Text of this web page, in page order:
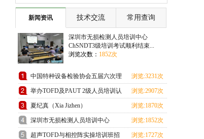
控制
新闻资讯 技术交流 常用查询
深圳市无损检测人员培训中心
ChSNDT3级培训考试顺利结束...
浏览次数： 1852次
中国特种设备检验协会五届六次理
事会在上海成功召开
浏览:3231次
举办TOFD及PAUT 2级人员培训认
证班预报名通知
浏览:2907次
夏纪真（Xia Jizhen） 浏览:1870次
深圳市无损检测人员培训中心
ChSNDT3级培训考试顺利结束
浏览:1852次
超声TOFD与相控阵实操培训班招
浏览:1727次